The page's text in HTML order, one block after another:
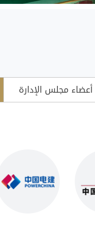
أعضاء مجلس الإدارة